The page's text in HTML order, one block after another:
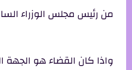
من رئيس مجلس الوزراء
واذا كان القضاء هو الجهة